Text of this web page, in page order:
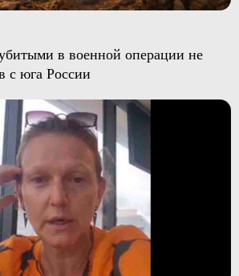
в военной операции не
с юга России